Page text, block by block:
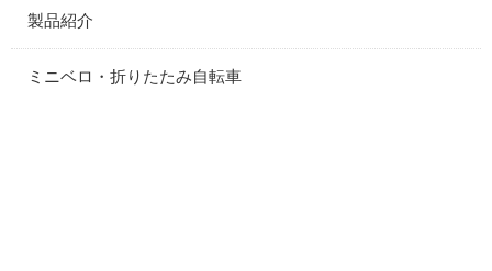
製品紹介
ミニベロ・折りたたみ自転車